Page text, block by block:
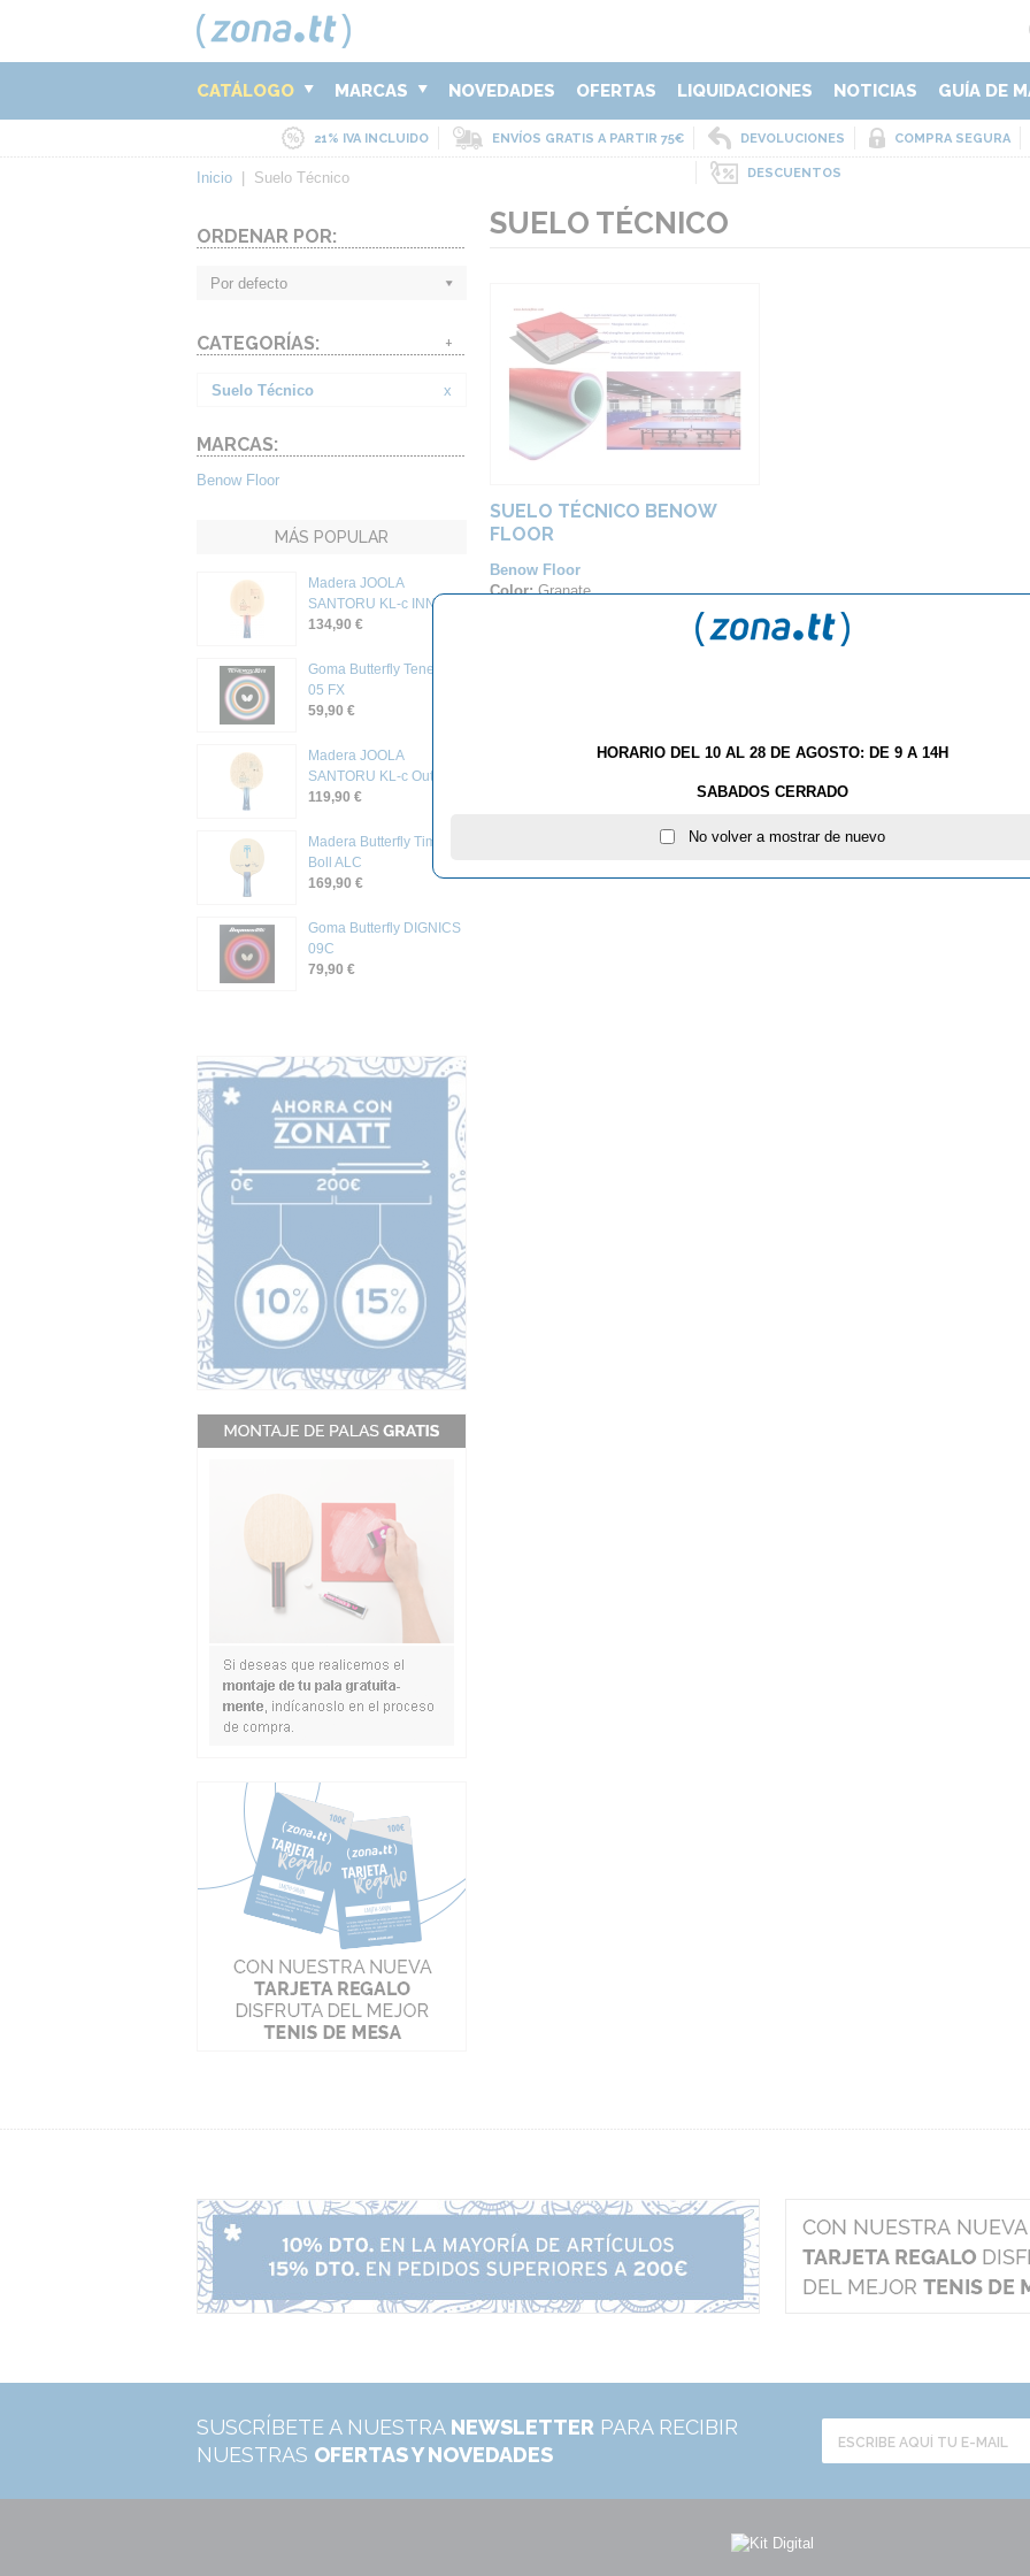
CATÁLOGO MARCAS NOVEDADES OFERTAS LIQUIDACIONES NOTICIAS GUÍA DE
21% IVA INCLUIDO ENVÍOS GRATIS A PARTIR 75€ DEVOLUCIONES COMPRA SEGURA
DESCUENTOS
Inicio Suelo Técnico
ORDENAR POR:
Por defecto
CATEGORÍAS: +
Suelo Técnico x
MARCAS:
Benow Floor
MÁS POPULAR
Madera JOOLA
SANTORU KL-c INNER
134,90 €
Goma Butterfly Tenergy
05 FX
59,90 €
Madera JOOLA
SANTORU KL-c Outer
119,90 €
Madera Butterfly Timo
Boll ALC
169,90 €
Goma Butterfly DIGNICS
09C
79,90 €
SUELO TÉCNICO
SUELO TÉCNICO BENOW
FLOOR
Benow Floor
Color:Granate
SUSCRÍBETE A NUESTRA NEWSLETTER PARA RECIBIR
NUESTRAS OFERTAS Y NOVEDADES
HORARIO DEL 10 AL 28 DE AGOSTO: DE 9 A 14H
SABADOS CERRADO
No volver a mostrar de nuevo